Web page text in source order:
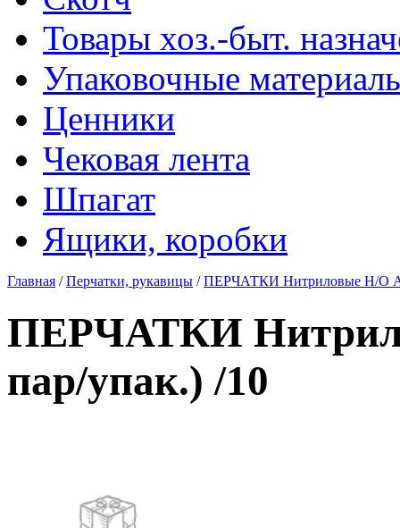
Товары хоз.-быт.
Упаковочные
Ценники
Чековая лента
Шпагат
Ящики, коробки
Главная /Перчатки, рукавицы /ПЕРЧАТКИ Нитриловые Н/О
ПЕРЧАТКИ
пар/упак.) /10